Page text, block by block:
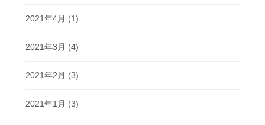
2021年4月 (1)
2021年3月 (4)
2021年2月 (3)
2021年1月 (3)